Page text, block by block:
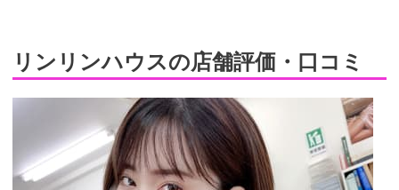
リンリンハウスの店舗評価・口コミ